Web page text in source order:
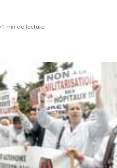
1 min de lecture